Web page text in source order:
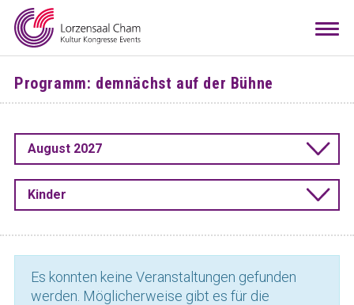
Mieten
Besuchen
Infos
Kontakt Anreise Downloads Raumkonfigurator DE EN
Programm: demnächst auf der Bühne
August 2027
Kinder
Es konnten keine Veranstaltungen gefunden
werden. Möglicherweise gibt es für die